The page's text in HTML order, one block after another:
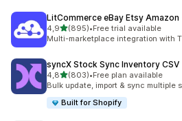
LitCommerce eBay Etsy Amazon
4,9av 5 stjerner
(895)
Totalt 895 omtaler
•Free trial available
Multi-marketplace integration with
syncX Stock Sync Inventory CSV
4,8av 5 stjerner
(803)
Totalt 803 omtaler
•Free plan available
Bulk update, import & sync multiple
Built for Shopify